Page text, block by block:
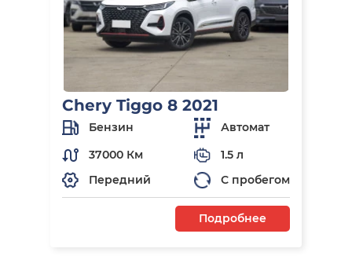
Chery Tiggo 8 2021
Бензин
Автомат
37000 Км
1.5 л
Передний
С пробегом
Подробнее